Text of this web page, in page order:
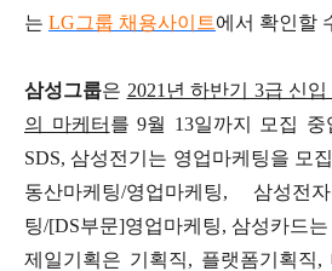
는 LG그룹 채용사이트에서 확인할
삼성그룹은 2021년 하반기 3급 신
의 마케터 를 9월 13일까지 모집 중
SDS, 삼성전기는 영업마케팅을 모
동산마케팅/영업마케팅, 삼성전
팅/[DS부문]영업마케팅, 삼성카드
제일기획은 기획직, 플랫폼기획직,